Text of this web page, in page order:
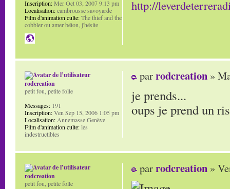
http://
Inscription:Mer Oct 03, 2007 9:13 pm
Localisation:cambrousse savoyarde
Film d'animation culte:The thief and the
cobbler ou amer béton, j'hésite
parrodcreation »
je prends...
oups je prend un
rodcreation
petit fou, petite folle
Messages: 191
Inscription:Ven Sep 15, 2006 1:05 pm
Localisation: Annemasse Genève
Film d'animation culte:les
indestructibles
parrodcreation »
rodcreation
petit fou, petite folle